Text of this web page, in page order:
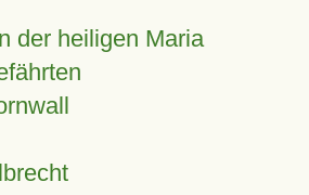
der heiligen Maria